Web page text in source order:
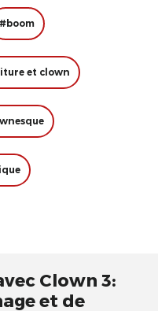
#boom
et clown
Clown 3:
et de